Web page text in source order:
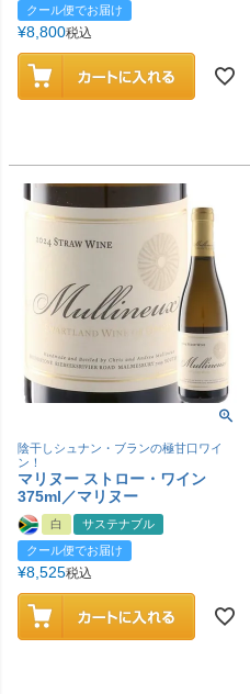
クール便でお届け
¥8,800税込
陰干しシュナン・ブランの極甘口ワイ
ン！
マリヌー ストロー・ワイン
375ml／マリヌー
白
サステナブル
クール便でお届け
¥8,525税込